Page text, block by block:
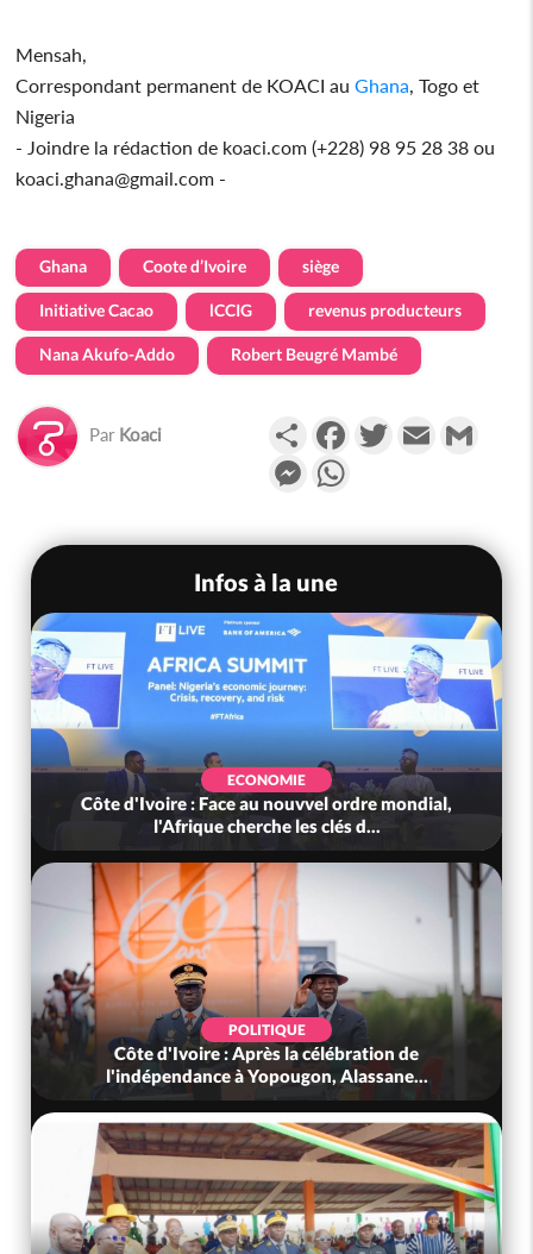
Mensah,
Correspondant permanent de KOACI auGhana , Togo et
Nigeria
- Joindre la rédaction de koaci.com (+228) 98 95 28 38 ou
koaci.ghana@gmail.com -
Ghana Coote d’Ivoire siège
Initiative Cacao lCCIG revenus producteurs
Nana Akufo-Addo Robert Beugré Mambé
Par Koaci PartagerFacebookTwitterEmail
Messenger
Infos à la une
ECONOMIE
Côte d'Ivoire : Face au nouvvel ordre mondial,
l'Afrique cherche les clés d...
POLITIQUE
Côte d'Ivoire : Après la célébration de
l'indépendance à Yopougon, Alassane...